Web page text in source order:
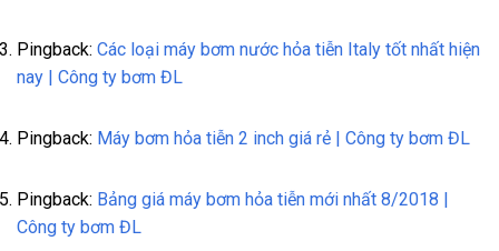
Pingback: Các loại máy bơm nước hỏa tiễn Italy tốt nhất hiện
nay | Công ty bơm ĐL
Pingback: Máy bơm hỏa tiễn 2 inch giá rẻ | Công ty bơm ĐL
Pingback: Bảng giá máy bơm hỏa tiễn mới nhất 8/2018 |
Công ty bơm ĐL